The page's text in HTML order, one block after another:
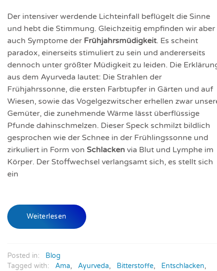
Der intensiver werdende Lichteinfall beflügelt die Sinne
und hebt die Stimmung. Gleichzeitig empfinden wir aber
auch Symptome der Frühjahrsmüdigkeit. Es scheint
paradox, einerseits stimuliert zu sein und andererseits
dennoch unter größter Müdigkeit zu leiden. Die
aus dem Ayurveda lautet: Die Strahlen der
Frühjahrssonne, die ersten Farbtupfer in Gärten und auf
Wiesen, sowie das Vogelgezwitscher erhellen zwar
Gemüter, die zunehmende Wärme lässt überflüssige
Pfunde dahinschmelzen. Dieser Speck schmilzt bildlich
gesprochen wie der Schnee in der Frühlingssonne und
zirkuliert in Form von Schlacken via Blut und Lymphe im
Körper. Der Stoffwechsel verlangsamt sich, es stellt sich
ein
Weiterlesen
Posted in:
Blog
Tagged with:
Ama, Ayurveda, Bitterstoffe, Entschlacken,